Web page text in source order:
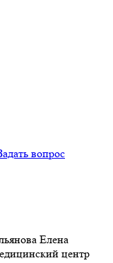
вопрос
Елена
центр